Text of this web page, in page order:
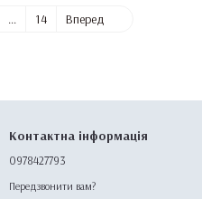
... 14 Вперед
Контактна інформація
0978427793
Передзвонити вам?